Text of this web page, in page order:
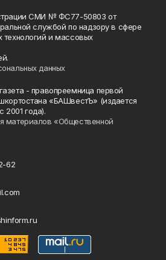
СМИ № ФС77-50803 от
службой по надзору в сфере
технологий и массовых
данных
- правопреемница первой
«БАШвестЪ» (издается
года).
материалов «Общественной
62